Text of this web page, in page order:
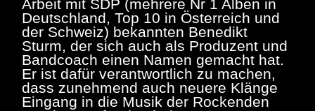
Arbeit mit SDP (mehrere Nr 1 Alben in
Deutschland, Top 10 in Österreich und
der Schweiz) bekannten Benedikt
Sturm, der sich auch als Produzent und
Bandcoach einen Namen gemacht hat.
Er ist dafür verantwortlich zu machen,
dass zunehmend auch neuere Klänge
Eingang in die Musik der Rockenden